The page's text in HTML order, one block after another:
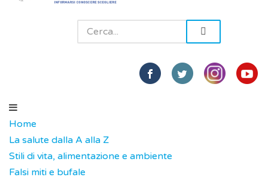
Home
La salute dalla A alla Z
Stili di vita, alimentazione e ambiente
Falsi miti e bufale